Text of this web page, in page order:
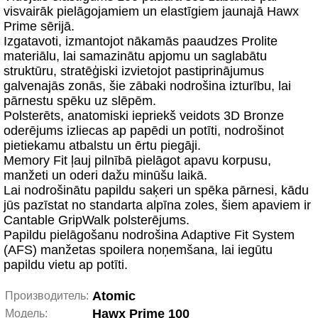
visvairāk pielāgojamiem un elastīgiem jaunajā Hawx
Prime sērijā.
Izgatavoti, izmantojot nākamās paaudzes Prolite
materiālu, lai samazinātu apjomu un saglabātu
struktūru, stratēģiski izvietojot pastiprinājumus
galvenajās zonās, šie zābaki nodrošina izturību, lai
pārnestu spēku uz slēpēm.
Polsterēts, anatomiski iepriekš veidots 3D Bronze
oderējums izliecas ap papēdi un potīti, nodrošinot
pietiekamu atbalstu un ērtu piegāji.
Memory Fit ļauj pilnībā pielāgot apavu korpusu,
manžeti un oderi dažu minūšu laikā.
Lai nodrošinātu papildu saķeri un spēka pārnesi, kādu
jūs pazīstat no standarta alpīna zoles, šiem apaviem ir
Cantable GripWalk polsterējums.
Papildu pielāgošanu nodrošina Adaptive Fit System
(AFS) manžetas spoilera noņemšana, lai iegūtu
papildu vietu ap potīti.
Производитель: Atomic
Модель: Hawx Prime 100